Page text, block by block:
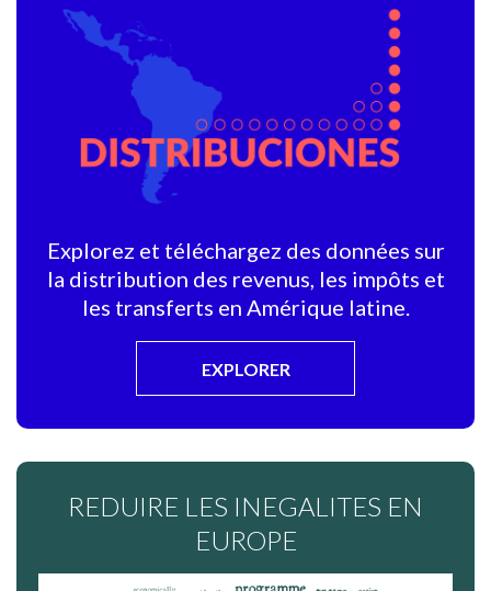
Explorez et téléchargez des données sur
la distribution des revenus, les impôts et
les transferts en Amérique latine.
EXPLORER
REDUIRE LES INEGALITES EN
EUROPE